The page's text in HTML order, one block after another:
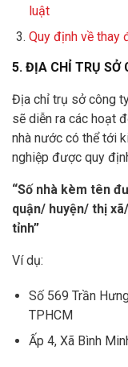
luật
Quy định về thay
5. ĐỊA CHỈ TRỤ SỞ
Địa chỉ trụ sở công
sẽ diễn ra các hoạt
nhà nước có thể tới
nghiệp được quy
“Số nhà kèm tên
quận/ huyện/ thị
tỉnh”
Ví dụ:
Số 569 Trần
TPHCM
Ấp 4, Xã Bình